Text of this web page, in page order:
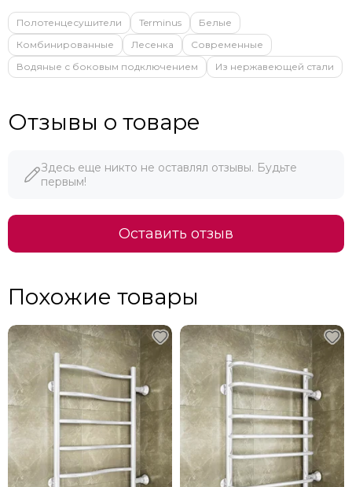
Полотенцесушители Terminus
Белые
Комбинированные
Лесенка
Современные
Водяные с боковым подключением
Из нержавеющей стали
Отзывы о товаре
Здесь еще никто не оставлял отзывы. Будьте
первым!
Оставить отзыв
Похожие товары